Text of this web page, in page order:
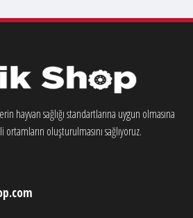
hayvan sağlığı standartlarına uygun olmasına
oluşturulmasını sağlıyoruz.